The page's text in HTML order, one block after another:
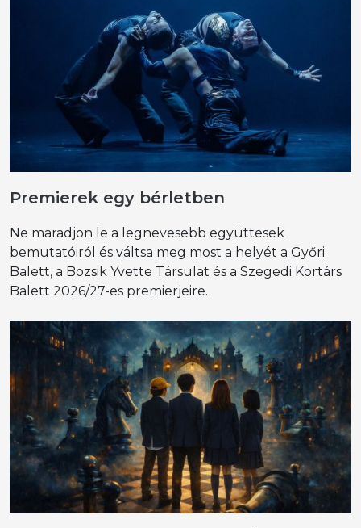
Premierek egy bérletben
Ne maradjon le a legnevesebb együttesek
bemutatóiról és váltsa meg most a helyét a Győri
Balett, a Bozsik Yvette Társulat és a Szegedi Kortárs
Balett 2026/27-es premierjeire.